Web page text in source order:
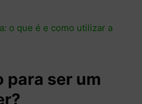
o que é e como utilizar a
para ser um